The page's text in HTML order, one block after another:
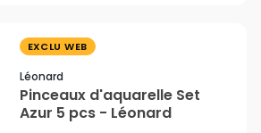
EXCLU WEB
Léonard
Pinceaux d'aquarelle Set
Azur 5 pcs - Léonard